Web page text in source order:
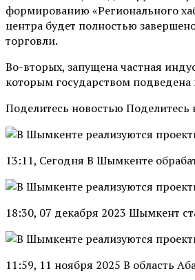
формированию «Регионального
центра будет полностью
торговли.
Во-вторых, запущена частная
которым государством
Поделитесь новостью
13:11, Сегодня В Шымкенте
18:30, 07 декабря 2023 Шымкент
11:59, 11 ноября 2025 В область